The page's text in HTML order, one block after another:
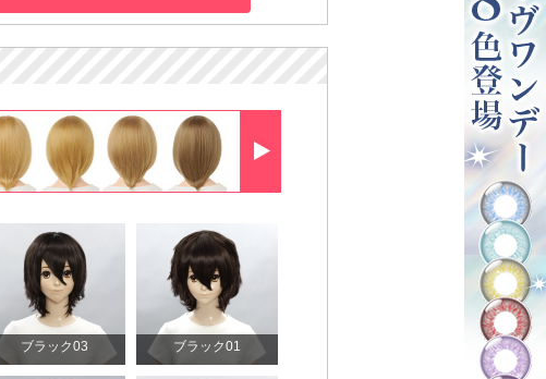
ブラック03 ブラック01